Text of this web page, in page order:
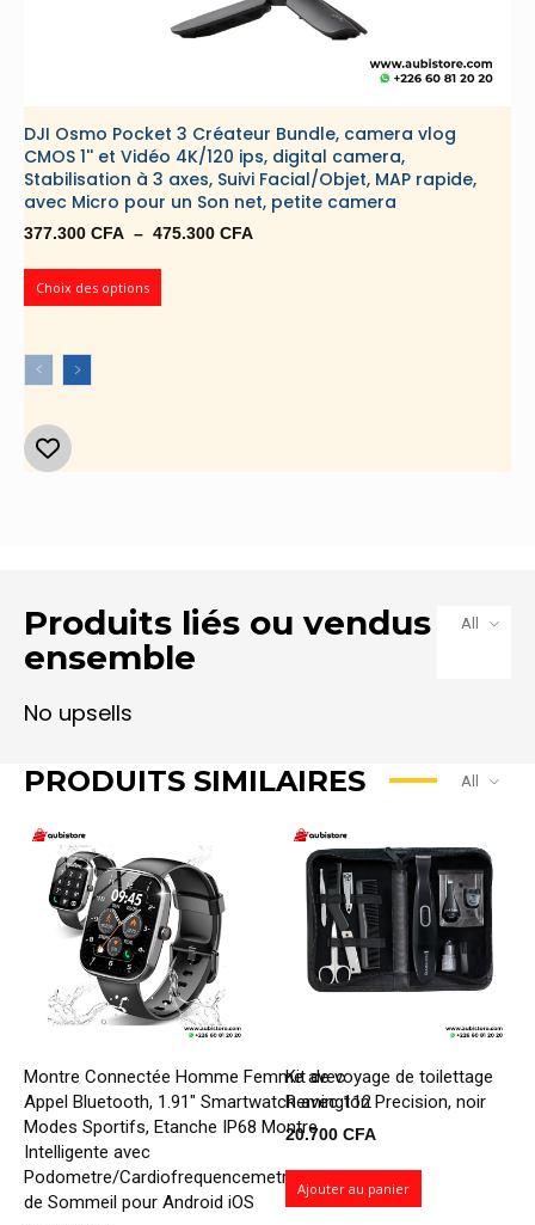
DJI Osmo Pocket 3 Créateur Bundle, camera vlog
CMOS 1'' et Vidéo 4K/120 ips, digital camera,
Stabilisation à 3 axes, Suivi Facial/Objet, MAP rapide,
avec Micro pour un Son net, petite camera
377.300 CFA – 475.300 CFA
Choix des options
Produits liés ou vendus
ensemble
All
PRODUITS SIMILAIRES All
Montre Connectée Homme Femme avec
Appel Bluetooth, 1.91" Smartwatch avec 112
Modes Sportifs, Etanche IP68 Montre
Intelligente avec
Podometre/Cardiofrequencemetre/Moniteur
de Sommeil pour Android iOS
Kit de voyage de toilettage
Remington Precision, noir
20.700 CFA
Ajouter au panier